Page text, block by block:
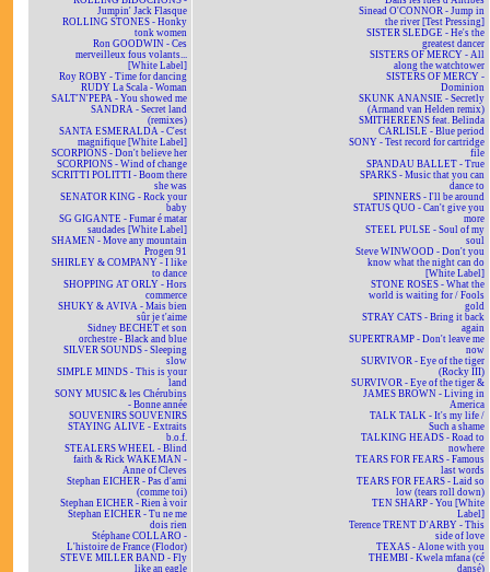
Jumpin' Jack Flasque
ROLLING STONES - Honky
tonk women
Ron GOODWIN - Ces
merveilleux fous volants...
[White Label]
Roy ROBY - Time for dancing
RUDY La Scala - Woman
SALT'N'PEPA - You showed me
SANDRA - Secret land
(remixes)
SANTA ESMERALDA - C'est
magnifique [White Label]
SCORPIONS - Don't believe her
SCORPIONS - Wind of change
SCRITTI POLITTI - Boom there
she was
SENATOR KING - Rock your
baby
SG GIGANTE - Fumar é matar
saudades [White Label]
SHAMEN - Move any mountain
Progen 91
SHIRLEY & COMPANY - I like
to dance
SHOPPING AT ORLY - Hors
commerce
SHUKY & AVIVA - Mais bien
sûr je t'aime
Sidney BECHET et son
orchestre - Black and blue
SILVER SOUNDS - Sleeping
slow
SIMPLE MINDS - This is your
land
SONY MUSIC & les Chérubins
- Bonne année
SOUVENIRS SOUVENIRS
STAYING ALIVE - Extraits
b.o.f.
STEALERS WHEEL - Blind
faith & Rick WAKEMAN -
Anne of Cleves
Stephan EICHER - Pas d'ami
(comme toi)
Stephan EICHER - Rien à voir
Stephan EICHER - Tu ne me
dois rien
Stéphane COLLARO -
L'histoire de France (Flodor)
STEVE MILLER BAND - Fly
like an eagle
Sinead O'CONNOR - Jump in
the river [Test Pressing]
SISTER SLEDGE - He's the
greatest dancer
SISTERS OF MERCY - All
along the watchtower
SISTERS OF MERCY -
Dominion
SKUNK ANANSIE - Secretly
(Armand van Helden remix)
SMITHEREENS feat. Belinda
CARLISLE - Blue period
SONY - Test record for cartridge
file
SPANDAU BALLET - True
SPARKS - Music that you can
dance to
SPINNERS - I'll be around
STATUS QUO - Can't give you
more
STEEL PULSE - Soul of my
soul
Steve WINWOOD - Don't you
know what the night can do
[White Label]
STONE ROSES - What the
world is waiting for / Fools
gold
STRAY CATS - Bring it back
again
SUPERTRAMP - Don't leave me
now
SURVIVOR - Eye of the tiger
(Rocky III)
SURVIVOR - Eye of the tiger &
JAMES BROWN - Living in
America
TALK TALK - It's my life /
Such a shame
TALKING HEADS - Road to
nowhere
TEARS FOR FEARS - Famous
last words
TEARS FOR FEARS - Laid so
low (tears roll down)
TEN SHARP - You [White
Label]
Terence TRENT D'ARBY - This
side of love
TEXAS - Alone with you
THEMBI - Kwela mfana (cé
dansé)